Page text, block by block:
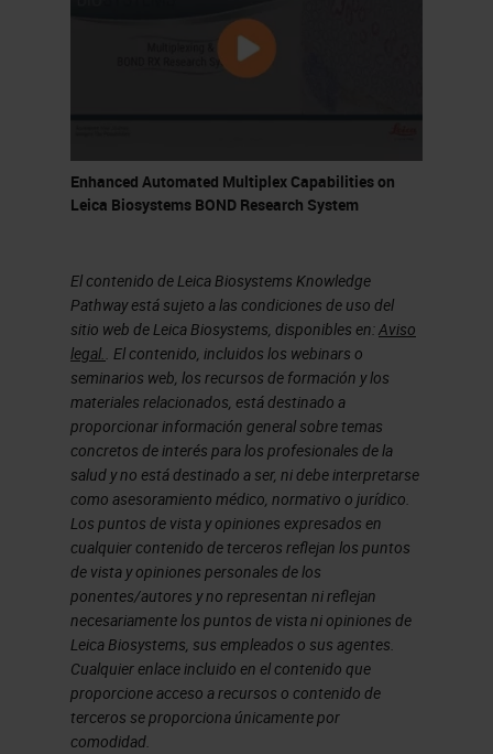
where we run as our bread-and-
butter routine validated antibodies.
What are the drivers and changes
that have brought about CRUK
Cambridge?
I think one of the main successes
of being based in Cambridge on the
biomedical campus is being so
close to Addenbrooke's Hospital.
That helps with the translational
nature of the research that's
carried out here, going from clinic
and the patient to the research
bench and back. I also think that we
have twelve strong core facilities
and expertise within those to
support the research groups within
Enhanced Automated Multiplex Capabilities on
Leica Biosystems BOND Research System
El contenido de Leica Biosystems Knowledge
Pathway está sujeto a las condiciones de uso del
sitio web de Leica Biosystems, disponibles en:Aviso
legal.. El contenido, incluidos los webinars o
seminarios web, los recursos de formación y los
materiales relacionados, está destinado a
proporcionar información general sobre temas
concretos de interés para los profesionales de la
salud y no está destinado a ser, ni debe interpretarse
como asesoramiento médico, normativo o jurídico.
Los puntos de vista y opiniones expresados en
cualquier contenido de terceros reflejan los puntos
de vista y opiniones personales de los
ponentes/autores y no representan ni reflejan
necesariamente los puntos de vista ni opiniones de
Leica Biosystems, sus empleados o sus agentes.
Cualquier enlace incluido en el contenido que
proporcione acceso a recursos o contenido de
terceros se proporciona únicamente por
comodidad.